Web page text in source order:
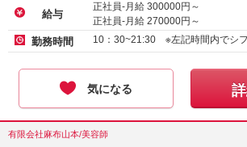
給与
正社員-月給 300000円～
正社員-月給 270000円～
アルバイト・パート-時給1500円～
勤務時間 10：30~21:30 ※左記時間内でシ
気になる
有限会社麻布山本/美容師